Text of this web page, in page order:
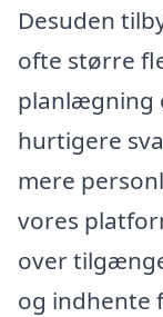
Desuden
ofte større
planlægning
hurtigere
mere
vores
over
og indhente